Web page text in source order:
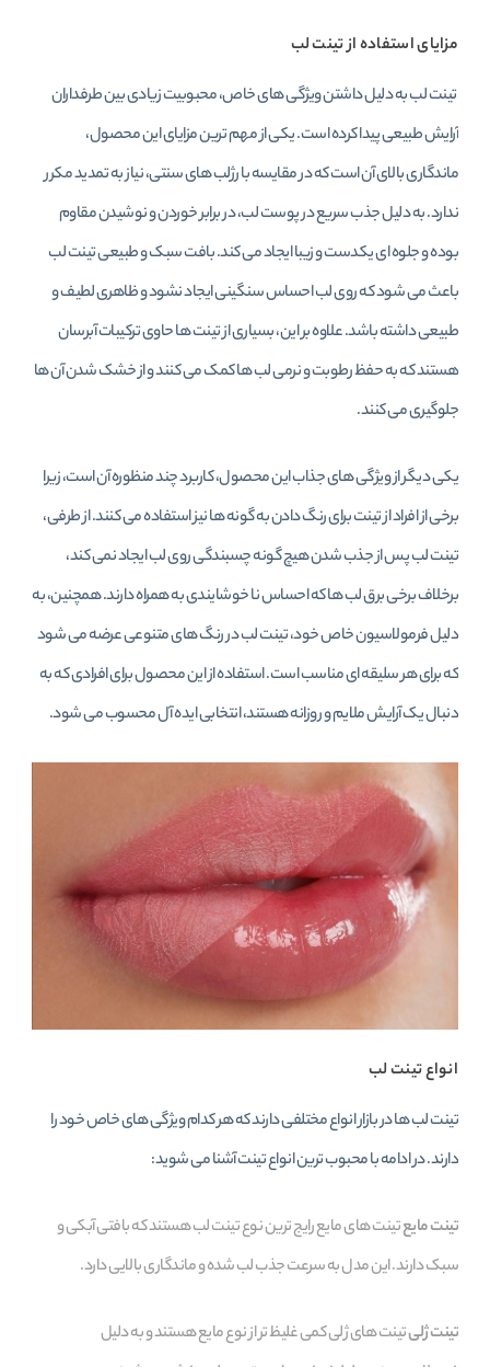
مزایای استفاده از تینت لب
تینت لب به دلیل داشتن ویژگی‌ های خاص، محبوبیت زیادی بین طرفداران
آرایش طبیعی پیدا کرده است. یکی از مهم‌ ترین مزایای این محصول،
ماندگاری بالای آن است که در مقایسه با رژلب‌ های سنتی، نیاز به تمدید مکرر
ندارد. به دلیل جذب سریع در پوست لب، در برابر خوردن و نوشیدن مقاوم
بوده و جلوه‌ ای یکدست و زیبا ایجاد می‌ کند. بافت سبک و طبیعی تینت لب
باعث می‌ شود که روی لب احساس سنگینی ایجاد نشود و ظاهری لطیف و
طبیعی داشته باشد. علاوه بر این، بسیاری از تینت‌ ها حاوی ترکیبات آبرسان
هستند که به حفظ رطوبت و نرمی لب‌ ها کمک می‌ کنند و از خشک شدن آن‌ ها
جلوگیری می‌ کنند.
یکی دیگر از ویژگی‌ های جذاب این محصول، کاربرد چند منظوره آن است، زیرا
برخی از افراد از تینت برای رنگ دادن به گونه‌ ها نیز استفاده می‌ کنند. از طرفی،
تینت لب پس از جذب شدن هیچ‌ گونه چسبندگی روی لب ایجاد نمی‌ کند،
برخلاف برخی برق لب‌ ها که احساس نا خوشایندی به همراه دارند. همچنین، به
دلیل فرمولاسیون خاص خود، تینت لب در رنگ‌ های متنوعی عرضه می‌ شود
که برای هر سلیقه‌ ای مناسب است. استفاده از این محصول برای افرادی که به
دنبال یک آرایش ملایم و روزانه هستند، انتخابی ایده‌ آل محسوب می‌ شود.
انواع تینت لب
تینت لب‌ ها در بازار انواع مختلفی دارند که هر کدام ویژگی‌ های خاص خود را
دارند. در ادامه با محبوب‌ ترین انواع تینت آشنا می‌ شوید:
تینت مایعتینت‌ های مایع رایج‌ ترین نوع تینت لب هستند که بافتی آبکی و
سبک دارند. این مدل به سرعت جذب لب شده و ماندگاری بالایی دارد.
تینت ژلیتینت‌ های ژلی کمی غلیظ‌ تر از نوع مایع هستند و به دلیل